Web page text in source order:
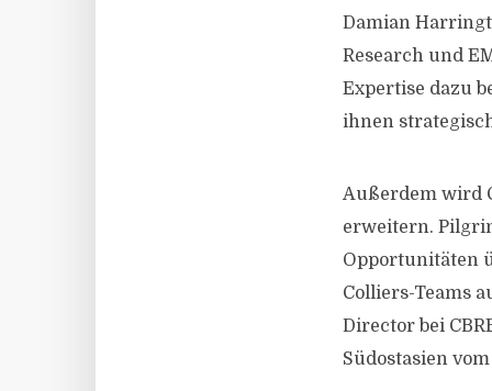
Damian
Research und
Expertise dazu
ihnen
Außerdem wird
erweitern.
Opportunitäten
Colliers-Teams
Director bei
Südostasien